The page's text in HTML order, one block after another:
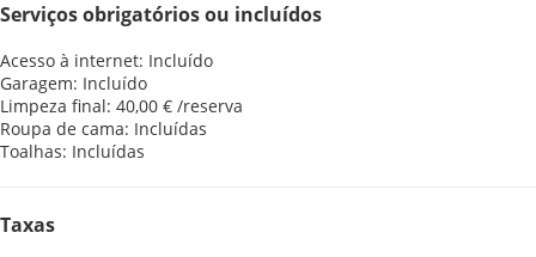
Serviços obrigatórios ou incluídos
Acesso à internet: Incluído
Garagem: Incluído
Limpeza final: 40,00 € /reserva
Roupa de cama: Incluídas
Toalhas: Incluídas
Taxas